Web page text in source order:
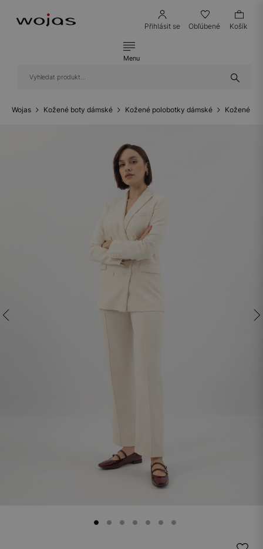
Přihlásit se Obľúbené Košík
Menu
Wojas Kožené boty dámské Kožené polobotky dámské Kožené